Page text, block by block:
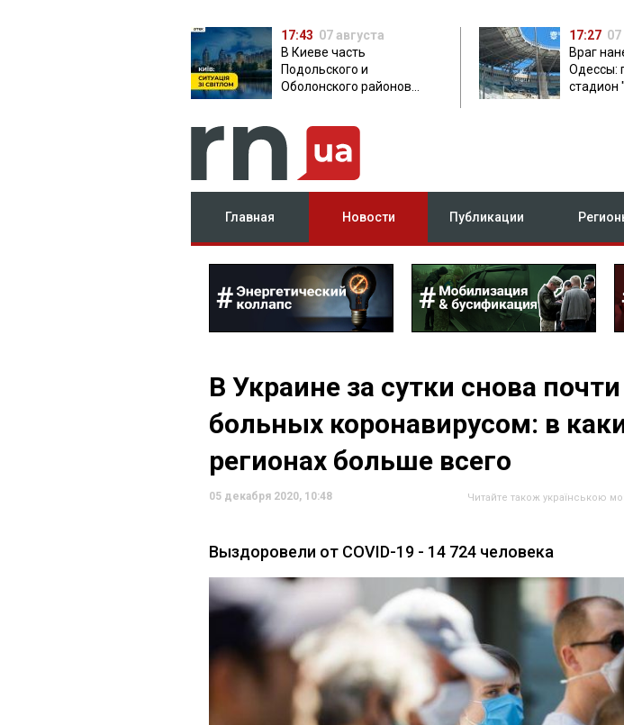
17:43 07 августа
В Киеве часть
Подольского и
Оболонского районов
17:27 07
Враг
Одессы:
стадион
Главная Новости Публикации
В Украине за сутки снова
больных коронавирусом: в
регионах больше всего
05 декабря 2020, 10:48 Читайте також українською
Выздоровели от COVID-19 - 14 724 человека